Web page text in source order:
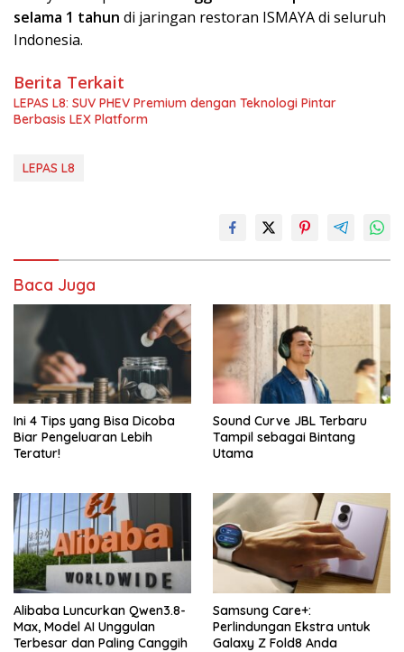
selama 1 tahun di jaringan restoran ISMAYA di seluruh
Indonesia.
Berita Terkait
LEPAS L8: SUV PHEV Premium dengan Teknologi Pintar
Berbasis LEX Platform
LEPAS L8
Baca Juga
Ini 4 Tips yang Bisa Dicoba
Biar Pengeluaran Lebih
Teratur!
Sound Curve JBL Terbaru
Tampil sebagai Bintang
Utama
Alibaba Luncurkan Qwen3.8-
Max, Model AI Unggulan
Terbesar dan Paling Canggih
Samsung Care+:
Perlindungan Ekstra untuk
Galaxy Z Fold8 Anda